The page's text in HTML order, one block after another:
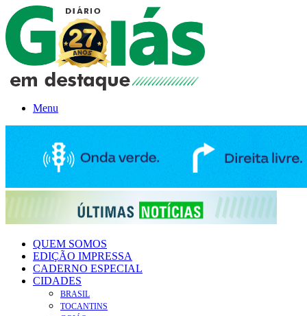
Menu
QUEM SOMOS
EDIÇÃO IMPRESSA
CADERNO ESPECIAL
CIDADES
BRASIL
TOCANTINS